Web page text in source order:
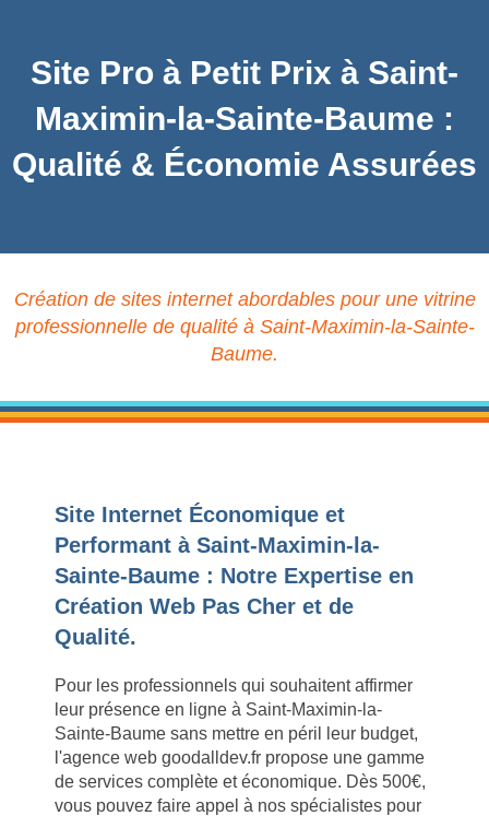
Site Pro à Petit Prix à Saint-
Maximin-la-Sainte-Baume :
Qualité & Économie Assurées
Création de sites internet abordables pour une vitrine
professionnelle de qualité à Saint-Maximin-la-Sainte-
Baume.
Site Internet Économique et
Performant à Saint-Maximin-la-
Sainte-Baume : Notre Expertise en
Création Web Pas Cher et de
Qualité.
Pour les professionnels qui souhaitent affirmer
leur présence en ligne à Saint-Maximin-la-
Sainte-Baume sans mettre en péril leur budget,
l'agence web goodalldev.fr propose une gamme
de services complète et économique. Dès 500€,
vous pouvez faire appel à nos spécialistes pour